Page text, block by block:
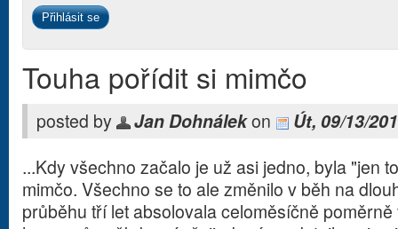
Touha pořídit si mimčo
posted by Jan Dohnálekon
Út, 09/13/
...Kdy všechno začalo je už asi jedno, byla "jen
mimčo. Všechno se to ale změnilo v běh na
průběhu tří let absolovala celoměsíčně